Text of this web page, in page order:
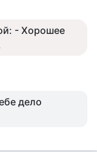
- Хорошее
дело